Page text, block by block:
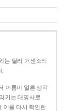
는 달리 거센소리
.
이름이 얼른 생각
키는 대명사로
이를 다시 확인한